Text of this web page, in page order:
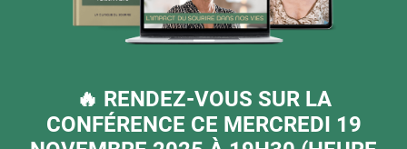
🔥 RENDEZ-VOUS SUR LA
CONFÉRENCE CE MERCREDI 19